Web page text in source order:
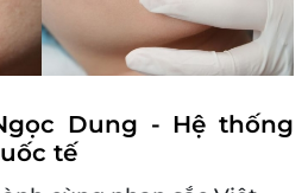
Dung - Hệ thống
tế